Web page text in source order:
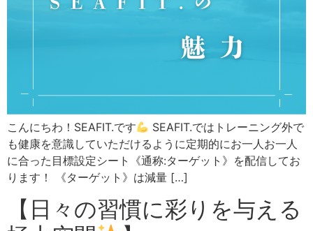
こんにちわ！SEAFIT.です
SEAFIT.ではトレーニング外で
も健康を意識していただけるように定期的にお一人お一人
に合った目標設定シート《通称:ターゲット》を配信してお
ります！ 《ターゲット》は減量 […]
【日々の習慣に彩りを与える